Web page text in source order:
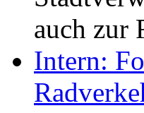
auch zur
Intern: